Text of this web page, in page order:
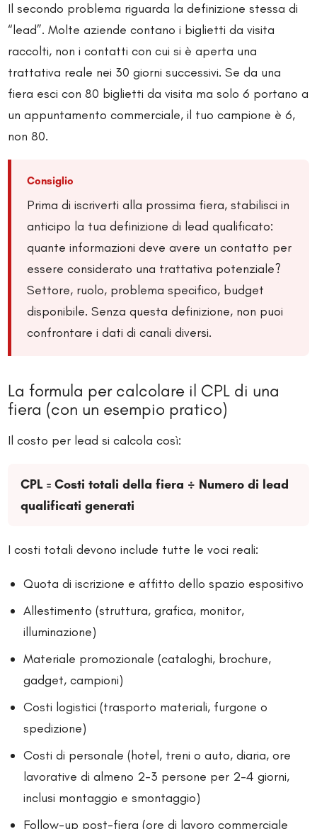
Il secondo problema riguarda la definizione stessa di
“lead”. Molte aziende contano i biglietti da visita
raccolti, non i contatti con cui si è aperta una
trattativa reale nei 30 giorni successivi. Se da una
fiera esci con 80 biglietti da visita ma solo 6 portano a
un appuntamento commerciale, il tuo campione è 6,
non 80.
Consiglio
Prima di iscriverti alla prossima fiera, stabilisci in
anticipo la tua definizione di lead qualificato:
quante informazioni deve avere un contatto per
essere considerato una trattativa potenziale?
Settore, ruolo, problema specifico, budget
disponibile. Senza questa definizione, non puoi
confrontare i dati di canali diversi.
La formula per calcolare il CPL di una
fiera (con un esempio pratico)
Il costo per lead si calcola così:
CPL = Costi totali della fiera ÷ Numero di lead
qualificati generati
I costi totali devono include tutte le voci reali:
Quota di iscrizione e affitto dello spazio espositivo
Allestimento (struttura, grafica, monitor,
illuminazione)
Materiale promozionale (cataloghi, brochure,
gadget, campioni)
Costi logistici (trasporto materiali, furgone o
spedizione)
Costi di personale (hotel, treni o auto, diaria, ore
lavorative di almeno 2-3 persone per 2-4 giorni,
inclusi montaggio e smontaggio)
Follow-up post-fiera (ore di lavoro commerciale